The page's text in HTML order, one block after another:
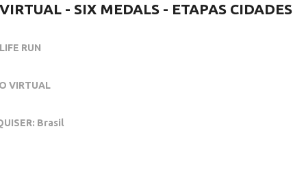
- SIX MEDALS - ETAPAS CIDADES
RUN
VIRTUAL
Brasil